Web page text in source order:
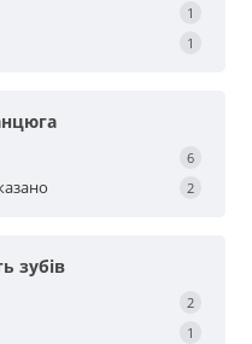
1
1
6
2
зубів
2
1